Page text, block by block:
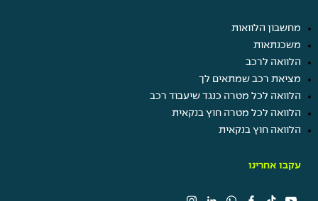
מחשבון הלוואות
משכנתאות
הלוואה לרכב
מציאת רכב שמתאים לך
הלוואה לכל מטרה כנגד שיעבוד רכב
הלוואה לכל מטרה חוץ בנקאית
הלוואה חוץ בנקאית
עקבו אחרינו